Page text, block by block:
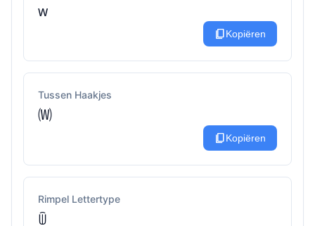
ᴡ
content_copyKopiëren
Tussen Haakjes
🄦
content_copyKopiëren
Rimpel Lettertype
ꅏ